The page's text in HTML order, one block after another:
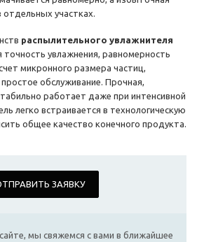
отдельных участках.
распылительного увлажнителя
точность увлажнения, равномерность
микронного размера частиц,
обслуживание. Прочная,
работает даже при интенсивной
легко встраивается в технологическую
общее качество конечного продукта.
ЗАЯВКУ
мы свяжемся с вами в ближайшее